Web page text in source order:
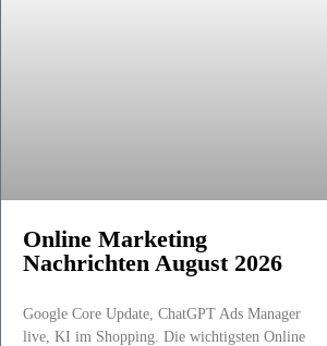
Online Marketing
Nachrichten August 2026
Google Core Update, ChatGPT Ads Manager
live, KI im Shopping. Die wichtigsten Online